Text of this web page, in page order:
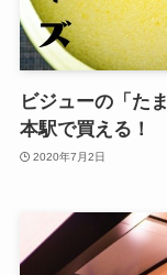
ビジューの「た
本駅で買える！
2020年7月2日